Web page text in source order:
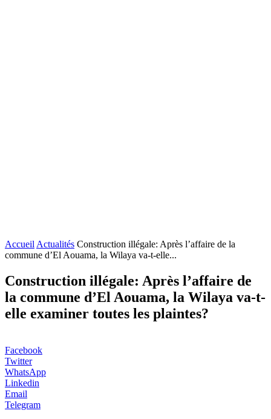
Accueil Actualités Construction illégale: Après l’affaire de la
commune d’El Aouama, la Wilaya va-t-elle...
Construction illégale: Après l’affaire de
la commune d’El Aouama, la Wilaya va-t-
elle examiner toutes les plaintes?
Facebook
Twitter
WhatsApp
Linkedin
Email
Telegram